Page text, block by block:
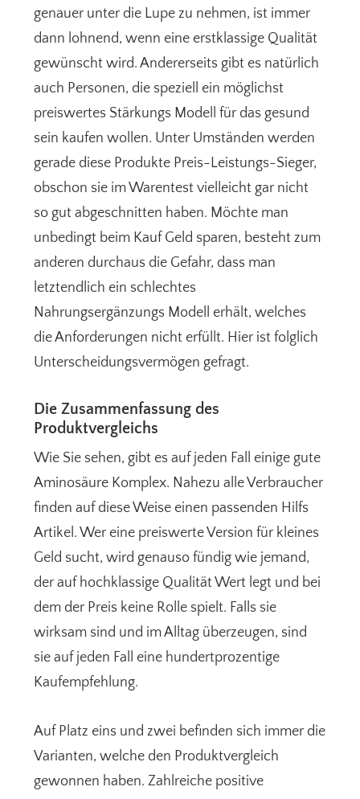
genauer unter die Lupe zu nehmen, ist immer
dann lohnend, wenn eine erstklassige Qualität
gewünscht wird. Andererseits gibt es natürlich
auch Personen, die speziell ein möglichst
preiswertes Stärkungs Modell für das gesund
sein kaufen wollen. Unter Umständen werden
gerade diese Produkte Preis-Leistungs-Sieger,
obschon sie im Warentest vielleicht gar nicht
so gut abgeschnitten haben. Möchte man
unbedingt beim Kauf Geld sparen, besteht zum
anderen durchaus die Gefahr, dass man
letztendlich ein schlechtes
Nahrungsergänzungs Modell erhält, welches
die Anforderungen nicht erfüllt. Hier ist folglich
Unterscheidungsvermögen gefragt.
Die Zusammenfassung des
Produktvergleichs
Wie Sie sehen, gibt es auf jeden Fall einige gute
Aminosäure Komplex. Nahezu alle Verbraucher
finden auf diese Weise einen passenden Hilfs
Artikel. Wer eine preiswerte Version für kleines
Geld sucht, wird genauso fündig wie jemand,
der auf hochklassige Qualität Wert legt und bei
dem der Preis keine Rolle spielt. Falls sie
wirksam sind und im Alltag überzeugen, sind
sie auf jeden Fall eine hundertprozentige
Kaufempfehlung.
Auf Platz eins und zwei befinden sich immer die
Varianten, welche den Produktvergleich
gewonnen haben. Zahlreiche positive